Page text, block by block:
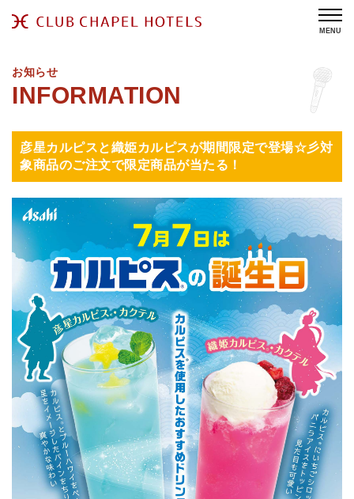
MENU
お知らせ
彦星カルピスと織姫カルピスが期間限定で登場☆彡対
象商品のご注文で限定商品が当たる！